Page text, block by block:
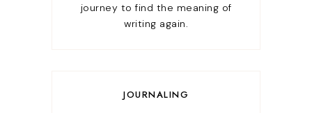
journey to find the meaning of
writing again.
JOURNALING